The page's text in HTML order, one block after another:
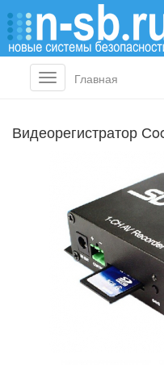
Toggle
navigation
Главная
Видеорегистратор